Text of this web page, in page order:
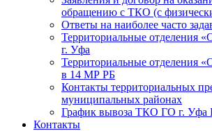
обращению с ТКО (с
Ответы на наиболее часто
Территориальные
г. Уфа
Территориальные
в 14 МР РБ
Контакты территориальных
муниципальных районах
График вывоза ТКО ГО г. Уфа
Контакты